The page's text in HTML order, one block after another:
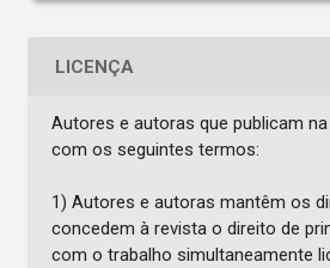
LICENÇA
Autores e autoras que publicam na
com os seguintes termos:
1) Autores e autoras mantêm os
concedem à revista o direito de
com o trabalho simultaneamente